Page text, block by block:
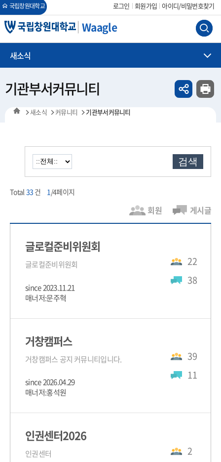
Waagle
국립창원대학교 로그인 회원가입 아이디/비밀번호찾기
새소식
기관부서커뮤니티
새소식 커뮤니티 기관부서커뮤니티
검색
Total 33 건 1 /4페이지
회원 게시글
글로컬준비위원회
글로컬준비위원회
since 2023.11.21
매너저:문주혁
22
38
거창캠퍼스
거창캠퍼스 공지 커뮤니티입니다.
since 2026.04.29
매너저:홍석원
39
11
인권센터2026
인권센터
2